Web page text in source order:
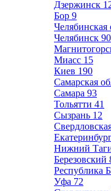
Дзержинск
Бор 9
Челябинская
Челябинск 90
Миасс 15
Киев 190
Самарская
Самара 93
Тольятти 41
Сызрань 12
Нижний
Березовский
Республика
Уфа 72